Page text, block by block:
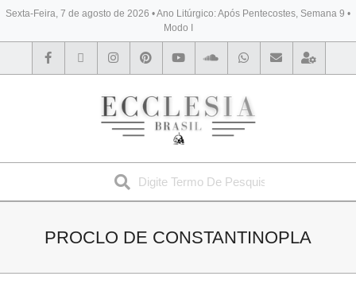
Sexta-Feira, 7 de agosto de 2026 • Ano Litúrgico: Após Pentecostes, Semana 9 •
Modo I
BYBLOS
PROCLO DE CONSTANTINOPLA